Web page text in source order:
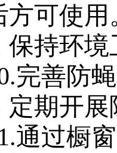
方可使
保持环境
完善防
定期开
通过橱